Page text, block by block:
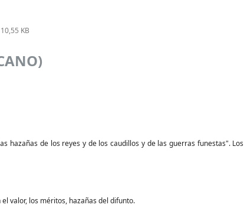
KB
de los reyes y de los caudillos y de las guerras funestas". Los
valor, los méritos, hazañas del difunto.